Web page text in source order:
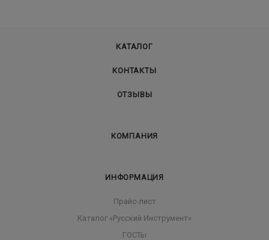
КАТАЛОГ
КОНТАКТЫ
ОТЗЫВЫ
КОМПАНИЯ
ИНФОРМАЦИЯ
Прайс-лист
Каталог «Русский Инструмент»
ГОСТы